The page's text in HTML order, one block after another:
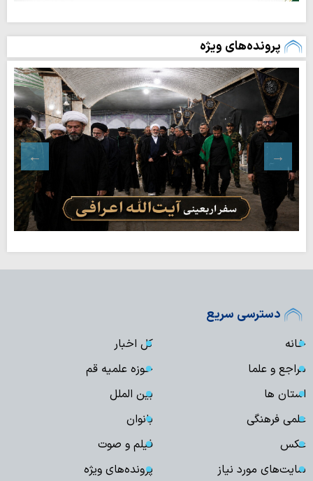
پرونده‌های ویژه
دسترسی سریع
خانه
کل اخبار
مراجع و علما
حوزه علمیه قم
استان ها
بین الملل
علمی فرهنگی
بانوان
عکس
فیلم و صوت
سایت‌های مورد نیاز
پرونده‌های ویژه